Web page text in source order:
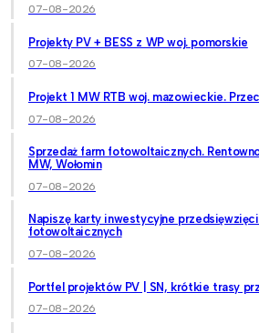
07-08-2026
Projekty PV + BESS z WP woj. pomorskie
07-08-2026
Projekt 1 MW RTB woj. mazowieckie.
07-08-2026
Sprzedaż farm fotowoltaicznych.
MW, Wołomin
07-08-2026
Napiszę karty inwestycyjne
fotowoltaicznych
07-08-2026
Portfel projektów PV | SN, krótkie trasy
07-08-2026